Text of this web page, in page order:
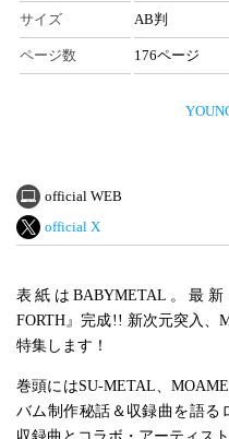
サイズ AB判
ページ数 176ページ
official WEB
official X
表紙はBABYMETAL。最
FORTH』完成!! 新次元突入、
特集します！
巻頭にはSU-METAL、
バム制作秘話＆収録曲を語る